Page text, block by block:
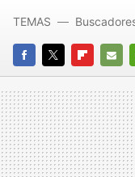
FACEBOOK
TWITTERFLIPBOARD
E-
MAIL
TEMAS